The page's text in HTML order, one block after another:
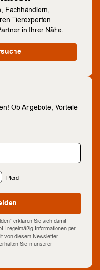
Fachhändlern,
Tierexperten
in Ihrer Nähe.
Ob Angebote, Vorteile
Pferd
erklären Sie sich damit
regelmäßig Informationen per
von diesem Newsletter
Sie in unserer